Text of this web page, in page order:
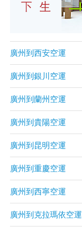
廣州到西安空運
廣州到銀川空運
廣州到蘭州空運
廣州到貴陽空運
廣州到昆明空運
廣州到重慶空運
廣州到西寧空運
廣州到克拉瑪依空運